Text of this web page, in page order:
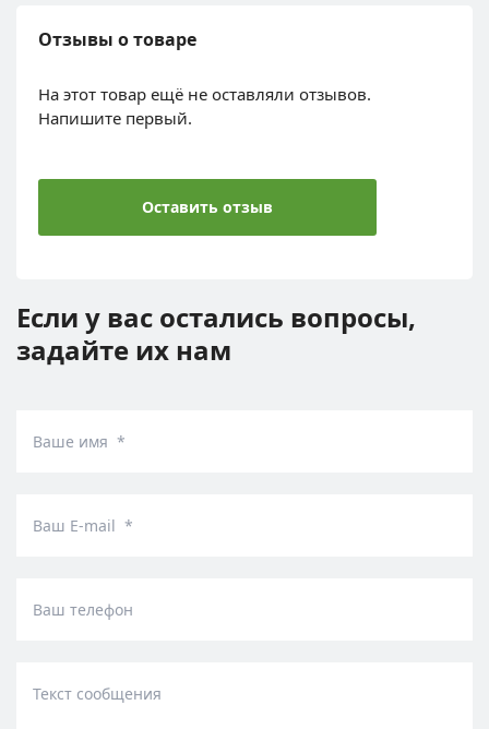
Отзывы о товаре
На этот товар ещё не оставляли отзывов.
Напишите первый.
Оставить отзыв
Если у вас остались вопросы,
задайте их нам
Ваше имя *
Ваш E-mail *
Ваш телефон
Текст сообщения